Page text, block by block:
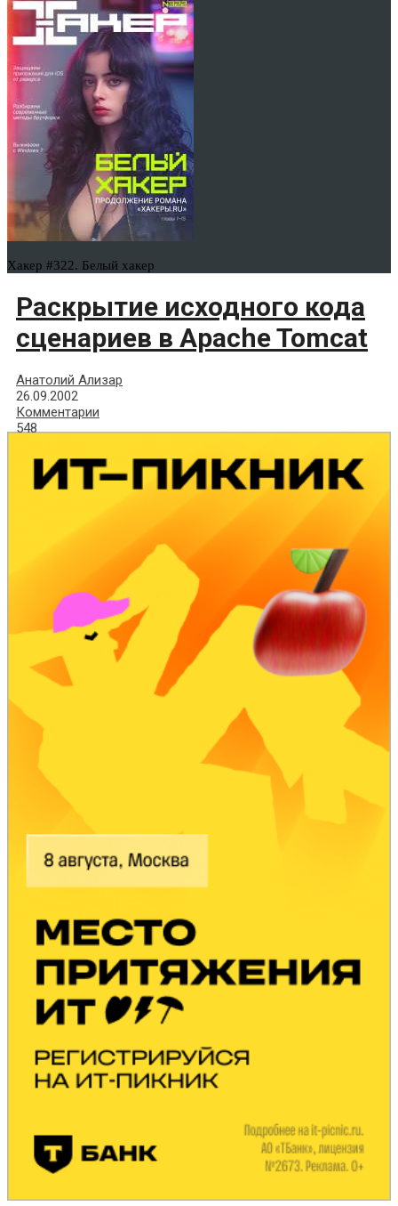
Хакер #322. Белый хакер
Раскрытие исходного кода
сценариев в Apache Tomcat
Анатолий Ализар
26.09.2002
Комментарии
548